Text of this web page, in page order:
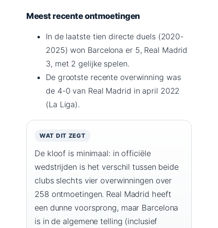
Meest recente ontmoetingen
In de laatste tien directe duels (2020-
2025) won Barcelona er 5, Real Madrid
3, met 2 gelijke spelen.
De grootste recente overwinning was
de 4-0 van Real Madrid in april 2022
(La Liga).
WAT DIT ZEGT
De kloof is minimaal: in officiële
wedstrijden is het verschil tussen beide
clubs slechts vier overwinningen over
258 ontmoetingen. Real Madrid heeft
een dunne voorsprong, maar Barcelona
is in de algemene telling (inclusief